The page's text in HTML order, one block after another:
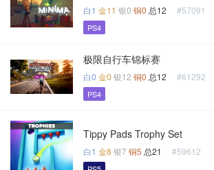
白1 金11 银0 铜0 总12 #57091
PS4
极限自行车锦标赛
白0 金0 银12 铜0 总12 #61292
PS4
Tippy Pads Trophy Set
白1 金8 银7 铜5 总21 #59612